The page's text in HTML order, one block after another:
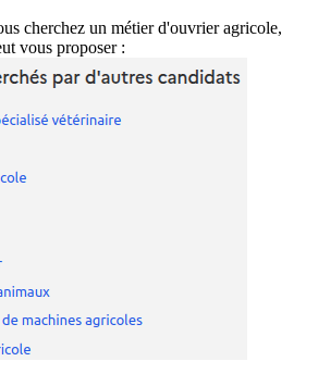
cherchez un métier d'ouvrier agricole,
vous proposer :